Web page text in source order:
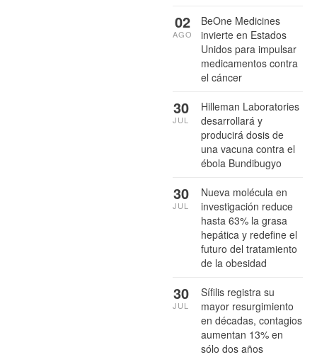
BeOne Medicines
invierte en Estados
Unidos para impulsar
medicamentos contra
el cáncer
02
AGO
Hilleman Laboratories
desarrollará y
producirá dosis de
una vacuna contra el
ébola Bundibugyo
30
JUL
Nueva molécula en
investigación reduce
hasta 63% la grasa
hepática y redefine el
futuro del tratamiento
de la obesidad
30
JUL
Sífilis registra su
mayor resurgimiento
en décadas, contagios
aumentan 13% en
sólo dos años
30
JUL